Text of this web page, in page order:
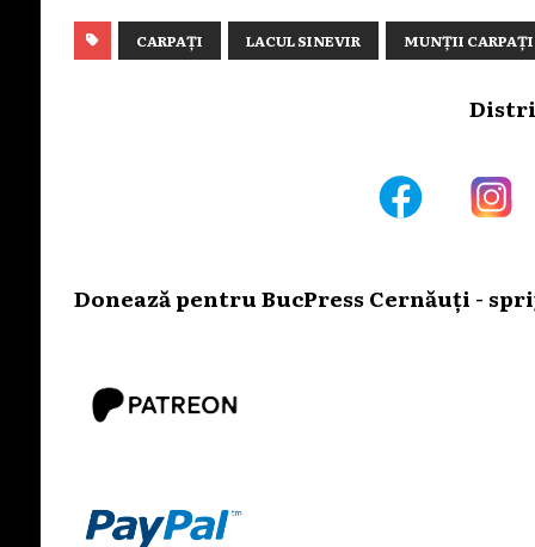
CARPAȚI LACUL SINEVIR MUNȚII CARPAȚI
Donează pentru BucPress Cernăuți -